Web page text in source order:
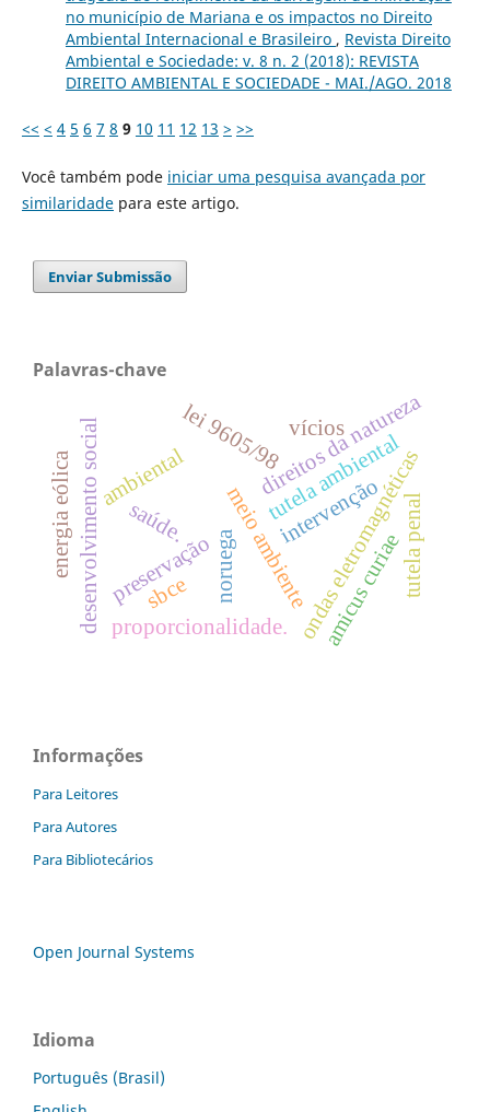
no município de Mariana e os impactos no Direito
Ambiental Internacional e Brasileiro , Revista Direito
Ambiental e Sociedade: v. 8 n. 2 (2018): REVISTA
DIREITO AMBIENTAL E SOCIEDADE - MAI./AGO. 2018
<< < 4 5 6 7 8 9 10 11 12 13 > >>
Você também pode iniciar uma pesquisa avançada por
similaridadepara este artigo.
Enviar Submissão
Palavras-chave
ambiental
noruega
meio ambienteondas eletromagnéticas
saúde.
desenvolvimento social intervenção
preservação
direitos da natureza
amicus curiae
tutela ambiental
energia eólica
sbce tutela penal
lei 9605/98 vícios
proporcionalidade.
Informações
Para Leitores
Para Autores
Para Bibliotecários
Open Journal Systems
Idioma
Português (Brasil)